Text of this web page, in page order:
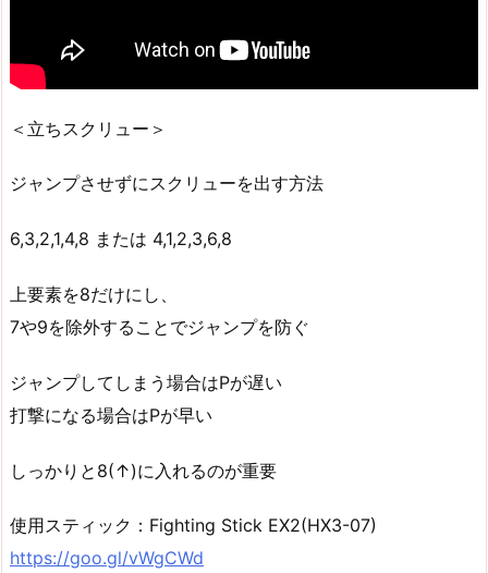
＜立ちスクリュー＞
ジャンプさせずにスクリューを出す方法
6,3,2,1,4,8 または 4,1,2,3,6,8
上要素を8だけにし、
7や9を除外することでジャンプを防ぐ
ジャンプしてしまう場合はPが遅い
打撃になる場合はPが早い
しっかりと8(↑)に入れるのが重要
使用スティック：Fighting Stick EX2(HX3-07)
https://goo.gl/vWgCWd